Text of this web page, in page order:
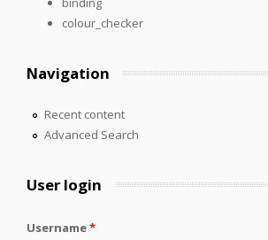
colour_checker
Navigation
Recent content
Advanced Search
User login
Username*